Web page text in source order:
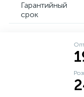
Гарантийный
срок